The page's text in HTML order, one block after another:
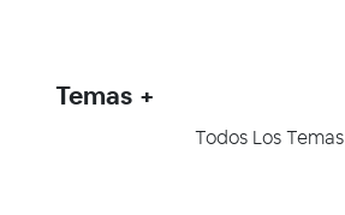
Temas
Todos Los Temas